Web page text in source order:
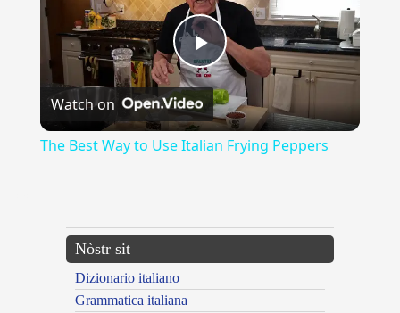
Play
Video
Watch on
The Best Way to Use Italian Frying Peppers
Nòstr sit
Dizionario italiano
Grammatica italiana